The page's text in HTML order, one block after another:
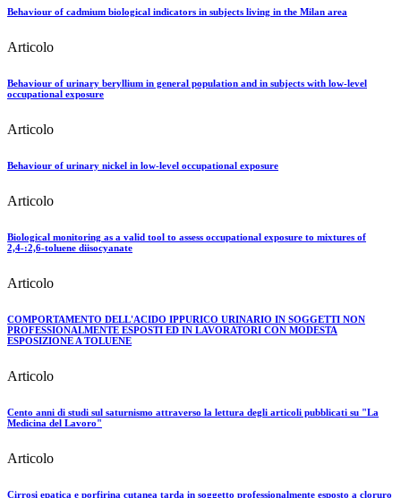
Behaviour of cadmium biological indicators in subjects living in the Milan area
Articolo
Behaviour of urinary beryllium in general population and in subjects with low-level
occupational exposure
Articolo
Behaviour of urinary nickel in low-level occupational exposure
Articolo
Biological monitoring as a valid tool to assess occupational exposure to mixtures of
2,4-:2,6-toluene diisocyanate
Articolo
COMPORTAMENTO DELL'ACIDO IPPURICO URINARIO IN SOGGETTI NON
PROFESSIONALMENTE ESPOSTI ED IN LAVORATORI CON MODESTA
ESPOSIZIONE A TOLUENE
Articolo
Cento anni di studi sul saturnismo attraverso la lettura degli articoli pubblicati su "La
Medicina del Lavoro"
Articolo
Cirrosi epatica e porfirina cutanea tarda in soggetto professionalmente esposto a cloruro